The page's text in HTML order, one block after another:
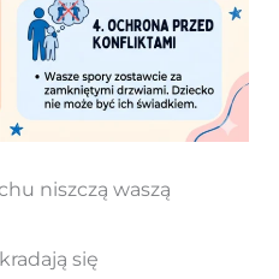
niszczą waszą
się